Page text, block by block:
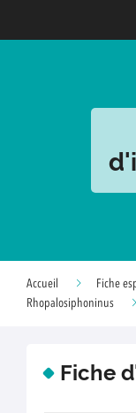
Accueil Fiche
Rhopalosiphoninus
Fiche